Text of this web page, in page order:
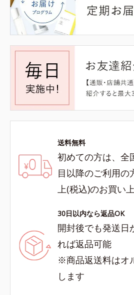
送料無料
初めての方は、全
目以降のご利用の
上(税込)のお買い
30日以内なら返品OK
開封後でも発送日
れば返品可能
※商品返送料はオ
します